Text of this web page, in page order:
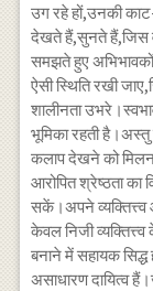
उग रहे हों,उनकी
देखते हैं,सुनते हैं,जिस
समझते हुए अभिभावकों
ऐसी स्थिति रखी
शालीनता
भूमिका रहती है।अस्तु
कलाप देखने को
आरोपित श्रेष्ठता
सकें।अपने
केवल निजी
बनाने में सहायक
असाधारण दायित्व